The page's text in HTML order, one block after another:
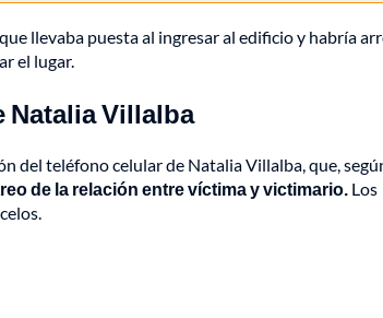
llevaba puesta al ingresar al edificio y habría
el lugar.
Natalia Villalba
del teléfono celular de Natalia Villalba, que,
de la relación entre víctima y victimario. Los